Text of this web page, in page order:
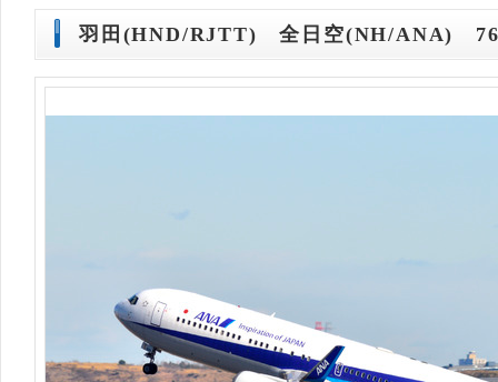
羽田(HND/RJTT) 全日空(NH/ANA)